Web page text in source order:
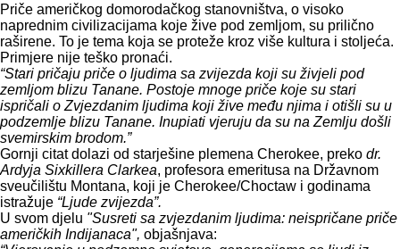
Priče američkog domorodačkog stanovništva, o visoko
naprednim civilizacijama koje žive pod zemljom, su prilično
raširene. To je tema koja se proteže kroz više kultura i stoljeća.
Primjere nije teško pronaći.
“Stari pričaju priče o ljudima sa zvijezda koji su živjeli pod
zemljom blizu Tanane. Postoje mnoge priče koje su stari
ispričali o Zvjezdanim ljudima koji žive među njima i otišli su u
podzemlje blizu Tanane. Inupiati vjeruju da su na Zemlju došli
svemirskim brodom.”
Gornji citat dolazi od starješine plemena Cherokee, preko dr.
Ardyja Sixkillera Clarkea, profesora emeritusa na Državnom
sveučilištu Montana, koji je Cherokee/Choctaw i godinama
istražuje “Ljude zvijezda”.
U svom djelu "Susreti sa zvjezdanim ljudima: neispričane priče
američkih Indijanaca", objašnjava: